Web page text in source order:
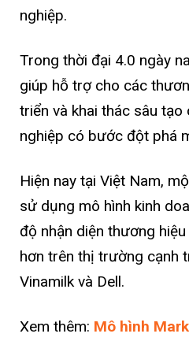
nghiệp.
Trong thời đại 4.0 ngày
giúp hỗ trợ cho các
triển và khai thác sâu tạo
nghiệp có bước đột phá
Hiện nay tại Việt Nam,
sử dụng mô hình kinh
độ nhận diện thương
hơn trên thị trường cạnh
Vinamilk và Dell.
Xem thêm: Mô hình